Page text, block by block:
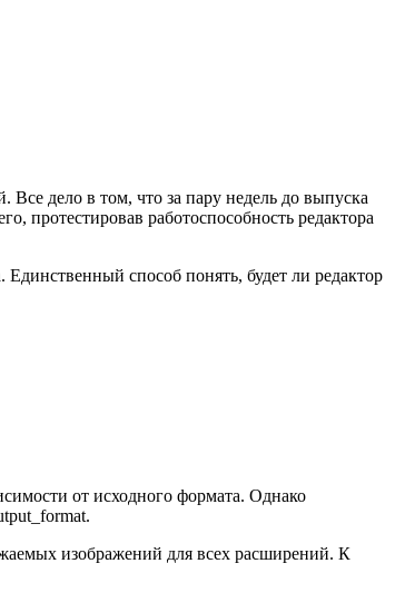
Все дело в том, что за пару недель до выпуска
протестировав работоспособность редактора
способ понять, будет ли редактор
от исходного формата. Однако
изображений для всех расширений. К